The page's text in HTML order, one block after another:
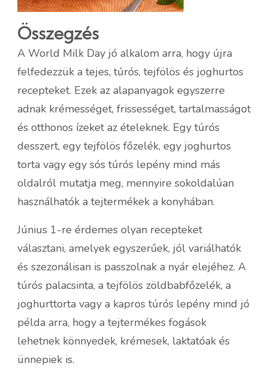
Összegzés
A World Milk Day jó alkalom arra, hogy újra
felfedezzük a tejes, túrós, tejfölös és joghurtos
recepteket. Ezek az alapanyagok egyszerre
adnak krémességet, frissességet, tartalmasságot
és otthonos ízeket az ételeknek. Egy túrós
desszert, egy tejfölös főzelék, egy joghurtos
torta vagy egy sós túrós lepény mind más
oldalról mutatja meg, mennyire sokoldalúan
használhatók a tejtermékek a konyhában.
Június 1-re érdemes olyan recepteket
választani, amelyek egyszerűek, jól variálhatók
és szezonálisan is passzolnak a nyár elejéhez. A
túrós palacsinta, a tejfölös zöldbabfőzelék, a
joghurttorta vagy a kapros túrós lepény mind jó
példa arra, hogy a tejtermékes fogások
lehetnek könnyedek, krémesek, laktatóak és
ünnepiek is.